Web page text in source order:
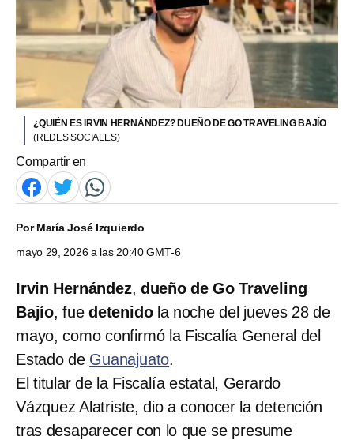
¿QUIÉN ES IRVIN HERNÁNDEZ? DUEÑO DE GO TRAVELING BAJÍO
(REDES SOCIALES)
Compartir en
PorMaría José Izquierdo
mayo 29, 2026 a las 20:40 GMT-6
Irvin Hernández, dueño de Go Traveling
Bajío, fue detenidola noche del jueves 28 de
mayo, como confirmó la Fiscalía General del
Estado de Guanajuato.
El titular de la Fiscalía estatal, Gerardo
Vázquez Alatriste, dio a conocer la detención
tras desaparecer con lo que se presume